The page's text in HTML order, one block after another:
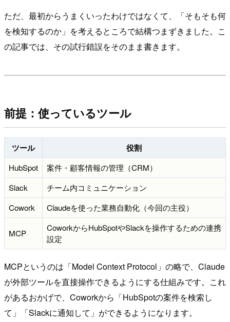
ただ、最初からうまくいったわけではなくて、「そもそも何
を検知するのか」を考えるところで結構つまずきました。こ
の記事では、その試行錯誤をそのまま書きます。
前提：使っているツール
ツール 役割
HubSpot
案件・顧客情報の管理（CRM）
Slack
チーム内コミュニケーション
Cowork
Claudeを使った業務自動化（今回の主役）
MCP
CoworkからHubSpotやSlackを操作するための連携
設定
MCPというのは「Model Context Protocol」の略で、Claude
が外部ツールを直接操作できるようにする仕組みです。これ
があるおかげで、Coworkから「HubSpotの案件を検索し
て」「Slackに通知して」ができるようになります。